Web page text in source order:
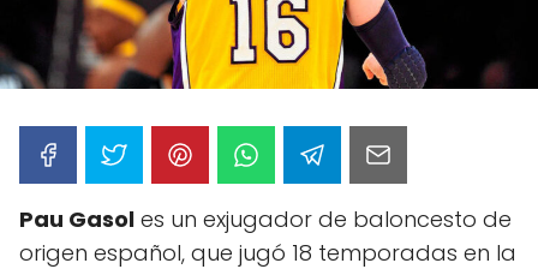
Pau Gasol es un exjugador de baloncesto de
origen español, que jugó 18 temporadas en la